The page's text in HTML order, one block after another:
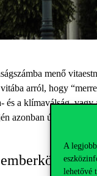
A
lehetővé
menő
arról, hogy
a klímaválság,
azonban úgy tűnt,